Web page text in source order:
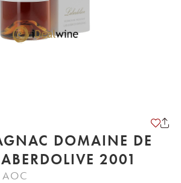
DOMAINE DE
JAURREY LABERDOLIVE 2001